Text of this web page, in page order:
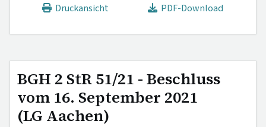
Druckansicht
PDF-Download
BGH 2 StR 51/21 - Beschluss
vom 16. September 2021
(LG Aachen)